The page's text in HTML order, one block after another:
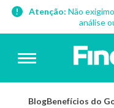
Atenção: Não
análise
BlogBenefícios do